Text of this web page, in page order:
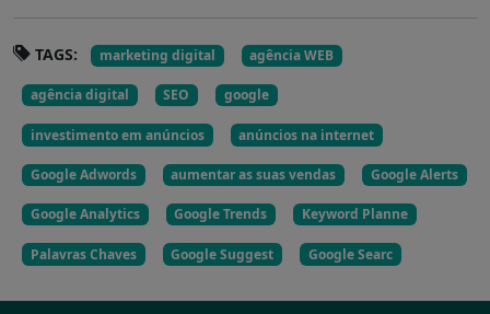
TAGS: marketing digital agência WEB
agência digital SEO google
investimento em anúncios anúncios na internet
Google Adwords aumentar as suas vendas Google Alerts
Google Analytics Google Trends Keyword Planne
Palavras Chaves Google Suggest Google Searc